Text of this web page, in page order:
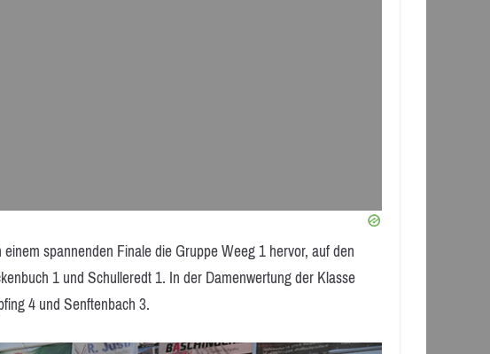
spannenden Finale die Gruppe Weeg 1 hervor, auf den
1 und Schulleredt 1. In der Damenwertung der Klasse
4 und Senftenbach 3.